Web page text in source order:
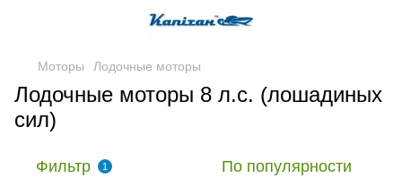
Моторы Лодочные моторы
Лодочные моторы 8 л.с. (лошадиных
сил)
Фильтр 1 По популярности